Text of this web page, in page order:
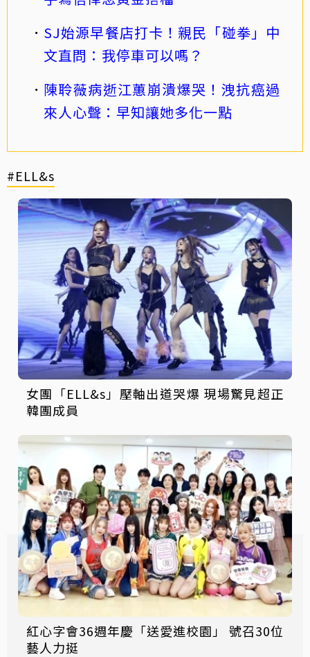
SJ始源早餐店打卡！親民「碰拳」中
文直問：我停車可以嗎？
陳聆薇病逝江蕙崩潰爆哭！洩抗癌過
來人心聲：早知讓她多化一點
#ELL&s
女團「ELL&s」壓軸出道哭爆 現場驚見超正
韓團成員
紅心字會36週年慶「送愛進校園」 號召30位
藝人力挺